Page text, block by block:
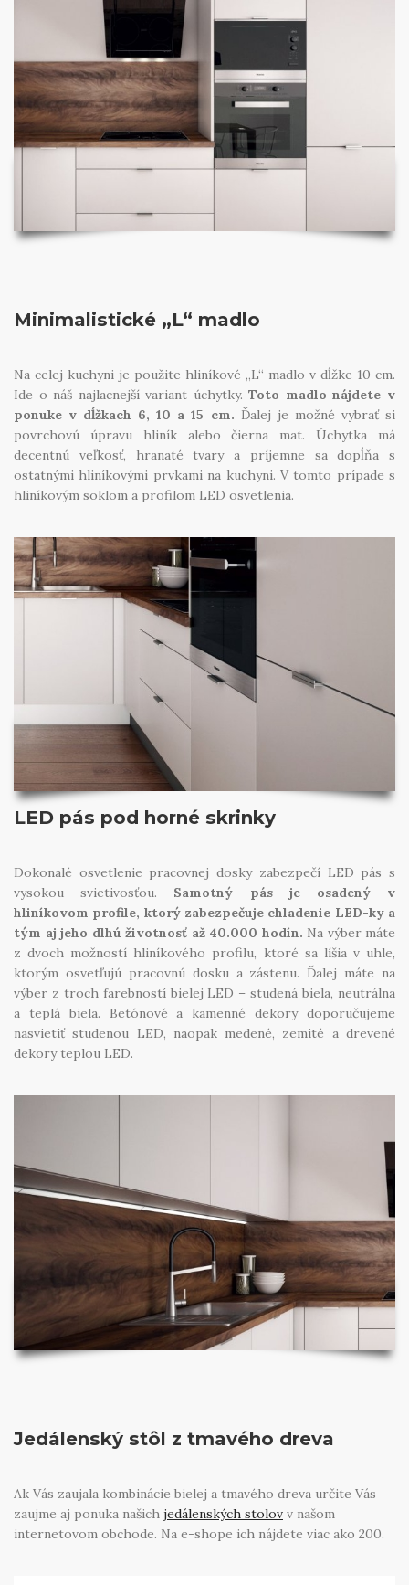
Minimalistické „L“ madlo
Na celej kuchyni je použite hliníkové „L“ madlo v dĺžke 10 cm.
Ide o náš najlacnejší variant úchytky.Toto madlo nájdete v
ponuke v dĺžkach 6, 10 a 15 cm. Ďalej je možné vybrať si
povrchovú úpravu hliník alebo čierna mat. Úchytka má
decentnú veľkosť, hranaté tvary a príjemne sa dopĺňa s
ostatnými hliníkovými prvkami na kuchyni. V tomto prípade s
hliníkovým soklom a profilom LED osvetlenia.
LED pás pod horné skrinky
Dokonalé osvetlenie pracovnej dosky zabezpečí LED pás s
vysokou svietivosťou. Samotný pás je osadený v
hliníkovom profile, ktorý zabezpečuje chladenie LED-ky a
tým aj jeho dlhú životnosť až 40.000 hodín. Na výber máte
z dvoch možností hliníkového profilu, ktoré sa líšia v uhle,
ktorým osvetľujú pracovnú dosku a zástenu. Ďalej máte na
výber z troch farebností bielej LED – studená biela, neutrálna
a teplá biela. Betónové a kamenné dekory doporučujeme
nasvietiť studenou LED, naopak medené, zemité a drevené
dekory teplou LED.
Jedálenský stôl z tmavého dreva
Ak Vás zaujala kombinácie bielej a tmavého dreva určite Vás
zaujme aj ponuka našich jedálenských stolov v našom
internetovom obchode. Na e-shope ich nájdete viac ako 200.